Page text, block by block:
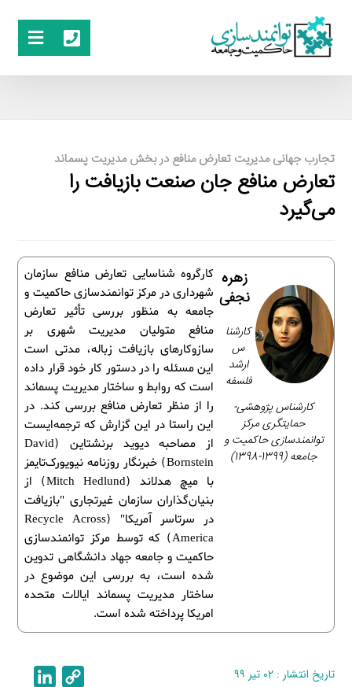
تجارب جهانی مدیریت تعارض منافع در بخش مدیریت پسماند
تعارض منافع جان صنعت بازیافت را
می‌گیرد
کارگروه شناسایی تعارض منافع سازمان
شهرداری در مرکز توانمندسازی حاکمیت و
جامعه به منظور بررسی تأثیر تعارض
منافع متولیان مدیریت شهری بر
سازوکارهای بازیافت زباله، مدتی است
این مسئله را در دستور کار خود قرار داده
است که روابط و ساختار مدیریت پسماند
را از منظر تعارض منافع بررسی کند. در
این راستا در این گزارش که ترجمه‌ایست
از مصاحبه دیوید برنشتاین (David
Bornstein) خبرنگار روزنامه نیویورک‌تایمز
با میچ هدلاند (Mitch Hedlund) از
بنیان‌گذاران سازمان غیرتجاری "بازیافت
در سرتاسر آمریکا" (Recycle Across
America) که توسط مرکز توانمندسازی
حاکمیت و جامعه جهاد دانشگاهی تدوین
شده است، به بررسی این موضوع در
ساختار مدیریت پسماند ایالات متحده
امریکا پرداخته شده است.
زهره
نجفی
کارشنا
س
ارشد
فلسفه
کارشناس پژوهشی-
حمایتگری مرکز
توانمندسازی حاکمیت و
جامعه (1399-1398)
تاریخ انتشار : ۰۲ تیر ۹۹